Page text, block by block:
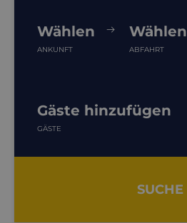
Wählen
ANKUNFT
Wählen
ABFAHRT
Gäste hinzufügen
GÄSTE
SUCHE